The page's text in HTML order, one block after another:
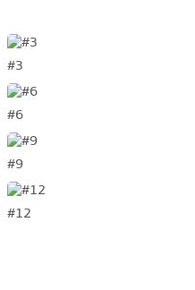
#3
#6
#9
#12